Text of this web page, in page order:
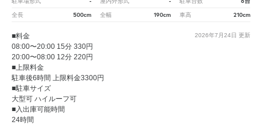
全長 500cm 全幅 190cm 車高 210cm
2026年7月24日 更新
■料金
08:00〜20:00 15分 330円
20:00〜08:00 12分 220円
■上限料金
駐車後6時間 上限料金3300円
■駐車サイズ
大型可 ハイルーフ可
■入出庫可能時間
24時間